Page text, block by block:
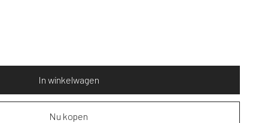
In winkelwagen
Nu kopen